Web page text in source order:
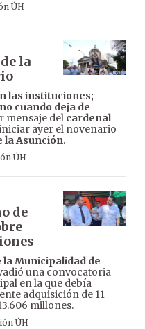
ÚH
la
las instituciones;
cuando deja de
mensaje del cardenal
ayer el novenario
la Asunción.
ÚH
de
la Municipalidad de
una convocatoria
en la que debía
adquisición de 11
millones.
ÚH